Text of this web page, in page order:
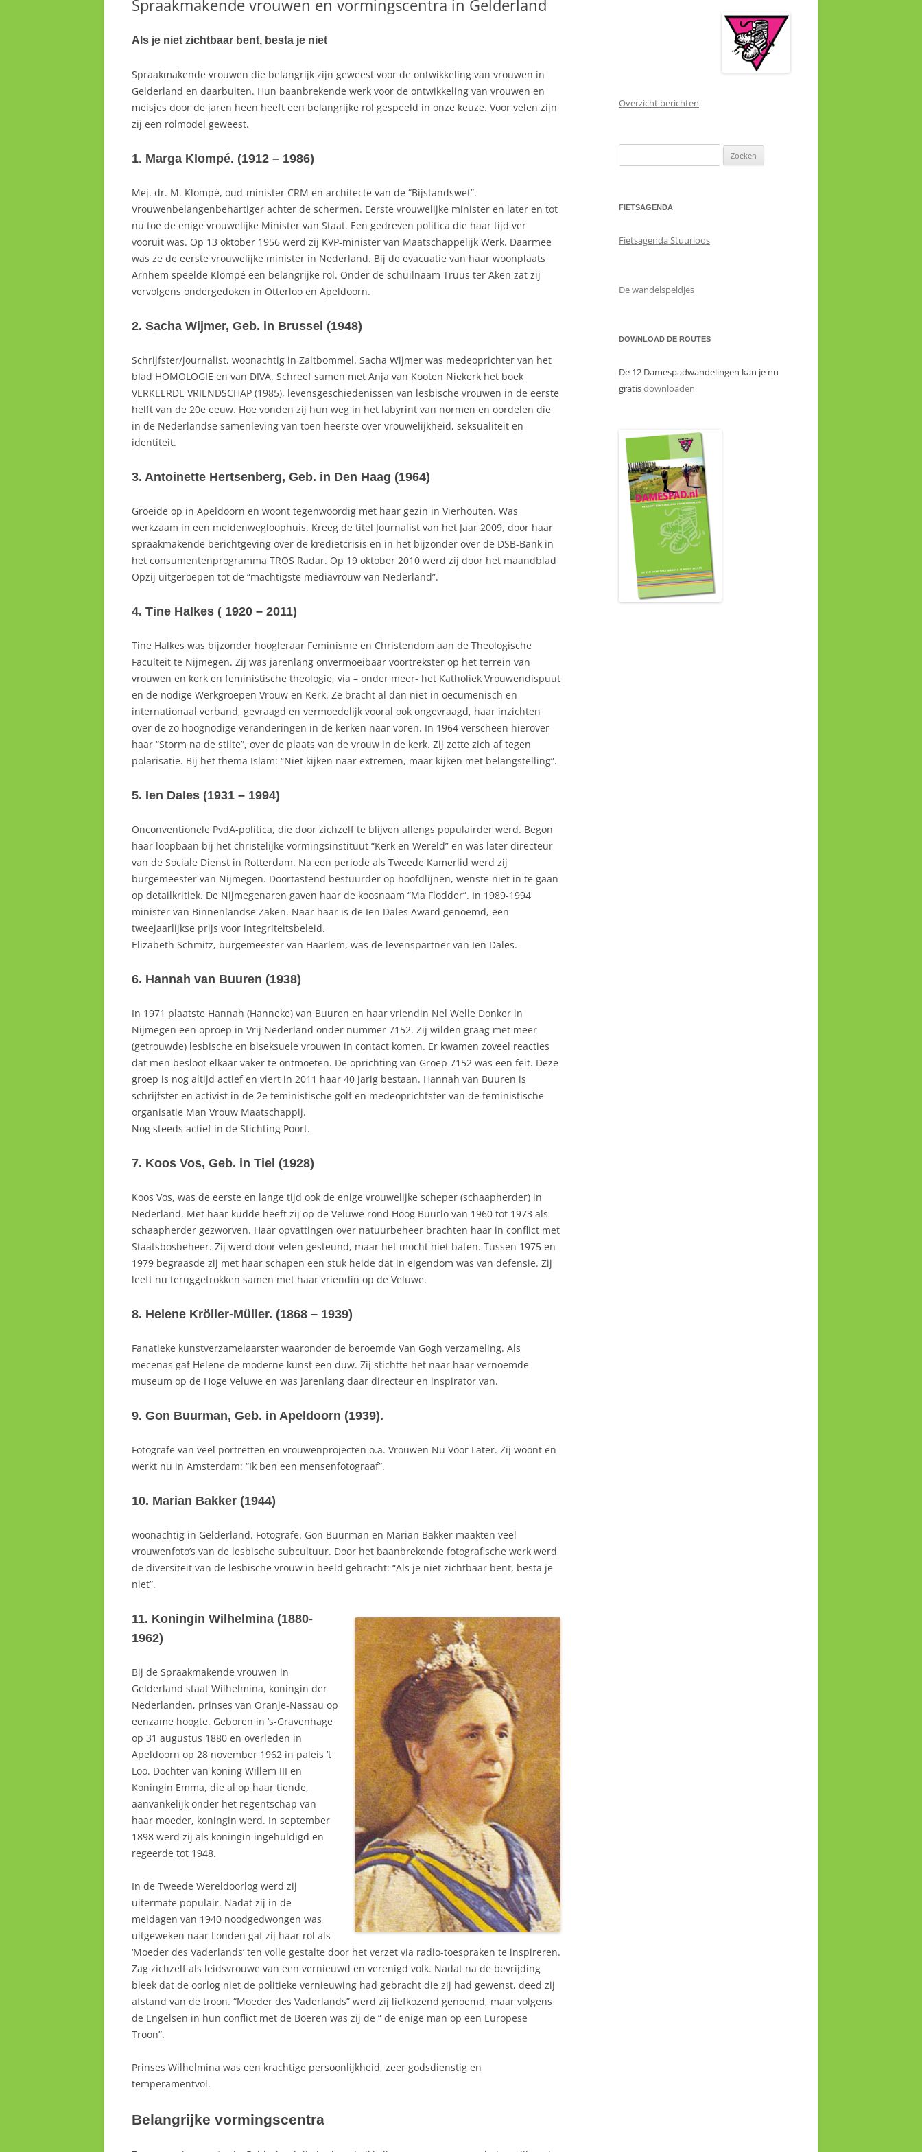
Spraakmakende vrouwen en vormingscentra in Gelderland
Als je niet zichtbaar bent, besta je niet
Spraakmakende vrouwen die belangrijk zijn geweest voor de ontwikkeling van vrouwen in
Gelderland en daarbuiten. Hun baanbrekende werk voor de ontwikkeling van vrouwen en
meisjes door de jaren heen heeft een belangrijke rol gespeeld in onze keuze. Voor velen zijn
zij een rolmodel geweest.
1. Marga Klompé. (1912 – 1986)
Mej. dr. M. Klompé, oud-minister CRM en architecte van de “Bijstandswet”.
Vrouwenbelangenbehartiger achter de schermen. Eerste vrouwelijke minister en later en tot
nu toe de enige vrouwelijke Minister van Staat. Een gedreven politica die haar tijd ver
vooruit was. Op 13 oktober 1956 werd zij KVP-minister van Maatschappelijk Werk. Daarmee
was ze de eerste vrouwelijke minister in Nederland. Bij de evacuatie van haar woonplaats
Arnhem speelde Klompé een belangrijke rol. Onder de schuilnaam Truus ter Aken zat zij
vervolgens ondergedoken in Otterloo en Apeldoorn.
2. Sacha Wijmer, Geb. in Brussel (1948)
Schrijfster/journalist, woonachtig in Zaltbommel. Sacha Wijmer was medeoprichter van het
blad HOMOLOGIE en van DIVA. Schreef samen met Anja van Kooten Niekerk het boek
VERKEERDE VRIENDSCHAP (1985), levensgeschiedenissen van lesbische vrouwen in de eerste
helft van de 20e eeuw. Hoe vonden zij hun weg in het labyrint van normen en oordelen die
in de Nederlandse samenleving van toen heerste over vrouwelijkheid, seksualiteit en
identiteit.
3. Antoinette Hertsenberg, Geb. in Den Haag (1964)
Groeide op in Apeldoorn en woont tegenwoordig met haar gezin in Vierhouten. Was
werkzaam in een meidenwegloophuis. Kreeg de titel Journalist van het Jaar 2009, door haar
spraakmakende berichtgeving over de kredietcrisis en in het bijzonder over de DSB-Bank in
het consumentenprogramma TROS Radar. Op 19 oktober 2010 werd zij door het maandblad
Opzij uitgeroepen tot de “machtigste mediavrouw van Nederland”.
4. Tine Halkes ( 1920 – 2011)
Tine Halkes was bijzonder hoogleraar Feminisme en Christendom aan de Theologische
Faculteit te Nijmegen. Zij was jarenlang onvermoeibaar voortrekster op het terrein van
vrouwen en kerk en feministische theologie, via – onder meer- het Katholiek Vrouwendispuut
en de nodige Werkgroepen Vrouw en Kerk. Ze bracht al dan niet in oecumenisch en
internationaal verband, gevraagd en vermoedelijk vooral ook ongevraagd, haar inzichten
over de zo hoognodige veranderingen in de kerken naar voren. In 1964 verscheen hierover
haar “Storm na de stilte”, over de plaats van de vrouw in de kerk. Zij zette zich af tegen
polarisatie. Bij het thema Islam: “Niet kijken naar extremen, maar kijken met belangstelling”.
5. Ien Dales (1931 – 1994)
Onconventionele PvdA-politica, die door zichzelf te blijven allengs populairder werd. Begon
haar loopbaan bij het christelijke vormingsinstituut “Kerk en Wereld” en was later directeur
van de Sociale Dienst in Rotterdam. Na een periode als Tweede Kamerlid werd zij
burgemeester van Nijmegen. Doortastend bestuurder op hoofdlijnen, wenste niet in te gaan
op detailkritiek. De Nijmegenaren gaven haar de koosnaam “Ma Flodder”. In 1989-1994
minister van Binnenlandse Zaken. Naar haar is de Ien Dales Award genoemd, een
tweejaarlijkse prijs voor integriteitsbeleid.
Elizabeth Schmitz, burgemeester van Haarlem, was de levenspartner van Ien Dales.
6. Hannah van Buuren (1938)
In 1971 plaatste Hannah (Hanneke) van Buuren en haar vriendin Nel Welle Donker in
Nijmegen een oproep in Vrij Nederland onder nummer 7152. Zij wilden graag met meer
(getrouwde) lesbische en biseksuele vrouwen in contact komen. Er kwamen zoveel reacties
dat men besloot elkaar vaker te ontmoeten. De oprichting van Groep 7152 was een feit. Deze
groep is nog altijd actief en viert in 2011 haar 40 jarig bestaan. Hannah van Buuren is
schrijfster en activist in de 2e feministische golf en medeoprichtster van de feministische
organisatie Man Vrouw Maatschappij.
Nog steeds actief in de Stichting Poort.
7. Koos Vos, Geb. in Tiel (1928)
Koos Vos, was de eerste en lange tijd ook de enige vrouwelijke scheper (schaapherder) in
Nederland. Met haar kudde heeft zij op de Veluwe rond Hoog Buurlo van 1960 tot 1973 als
schaapherder gezworven. Haar opvattingen over natuurbeheer brachten haar in conflict met
Staatsbosbeheer. Zij werd door velen gesteund, maar het mocht niet baten. Tussen 1975 en
1979 begraasde zij met haar schapen een stuk heide dat in eigendom was van defensie. Zij
leeft nu teruggetrokken samen met haar vriendin op de Veluwe.
8. Helene Kröller-Müller. (1868 – 1939)
Fanatieke kunstverzamelaarster waaronder de beroemde Van Gogh verzameling. Als
mecenas gaf Helene de moderne kunst een duw. Zij stichtte het naar haar vernoemde
museum op de Hoge Veluwe en was jarenlang daar directeur en inspirator van.
9. Gon Buurman, Geb. in Apeldoorn (1939).
Fotografe van veel portretten en vrouwenprojecten o.a. Vrouwen Nu Voor Later. Zij woont en
werkt nu in Amsterdam: “Ik ben een mensenfotograaf”.
10. Marian Bakker (1944)
woonachtig in Gelderland. Fotografe. Gon Buurman en Marian Bakker maakten veel
vrouwenfoto’s van de lesbische subcultuur. Door het baanbrekende fotografische werk werd
de diversiteit van de lesbische vrouw in beeld gebracht: “Als je niet zichtbaar bent, besta je
niet”.
11. Koningin Wilhelmina (1880-
1962)
Bij de Spraakmakende vrouwen in
Gelderland staat Wilhelmina, koningin der
Nederlanden, prinses van Oranje-Nassau op
eenzame hoogte. Geboren in ‘s-Gravenhage
op 31 augustus 1880 en overleden in
Apeldoorn op 28 november 1962 in paleis ’t
Loo. Dochter van koning Willem III en
Koningin Emma, die al op haar tiende,
aanvankelijk onder het regentschap van
haar moeder, koningin werd. In september
1898 werd zij als koningin ingehuldigd en
regeerde tot 1948.
In de Tweede Wereldoorlog werd zij
uitermate populair. Nadat zij in de
meidagen van 1940 noodgedwongen was
uitgeweken naar Londen gaf zij haar rol als
‘Moeder des Vaderlands’ ten volle gestalte door het verzet via radio-toespraken te inspireren.
Zag zichzelf als leidsvrouwe van een vernieuwd en verenigd volk. Nadat na de bevrijding
bleek dat de oorlog niet de politieke vernieuwing had gebracht die zij had gewenst, deed zij
afstand van de troon. “Moeder des Vaderlands” werd zij liefkozend genoemd, maar volgens
de Engelsen in hun conflict met de Boeren was zij de “ de enige man op een Europese
Troon”.
Prinses Wilhelmina was een krachtige persoonlijkheid, zeer godsdienstig en
temperamentvol.
Belangrijke vormingscentra
Overzicht berichten
naar:
FIETSAGENDA
Fietsagenda Stuurloos
De wandelspeldjes
DOWNLOAD DE ROUTES
De 12 Damespadwandelingen kan je nu
gratisdownloaden